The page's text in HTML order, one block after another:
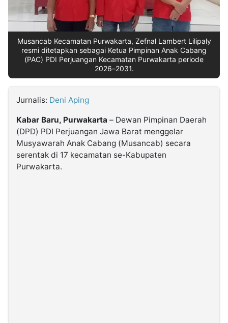
2026
Musancab Kecamatan Purwakarta, Zefnal Lambert Lilipaly
resmi ditetapkan sebagai Ketua Pimpinan Anak Cabang
(PAC) PDI Perjuangan Kecamatan Purwakarta periode
2026–2031.
Jurnalis: Deni Aping
Kabar Baru, Purwakarta – Dewan Pimpinan Daerah
(DPD) PDI Perjuangan Jawa Barat menggelar
Musyawarah Anak Cabang (Musancab) secara
serentak di 17 kecamatan se-Kabupaten
Purwakarta.